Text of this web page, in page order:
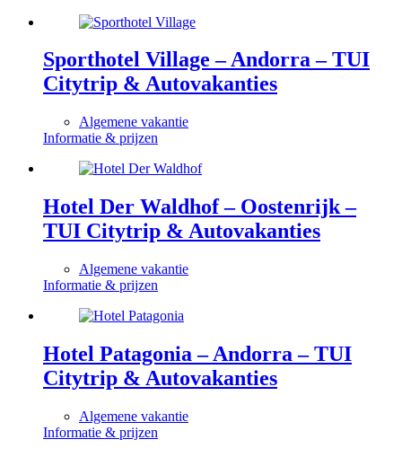
Sporthotel Village – Andorra – TUI
Citytrip & Autovakanties
Algemene vakantie
Informatie & prijzen
Hotel Der Waldhof – Oostenrijk –
TUI Citytrip & Autovakanties
Algemene vakantie
Informatie & prijzen
Hotel Patagonia – Andorra – TUI
Citytrip & Autovakanties
Algemene vakantie
Informatie & prijzen